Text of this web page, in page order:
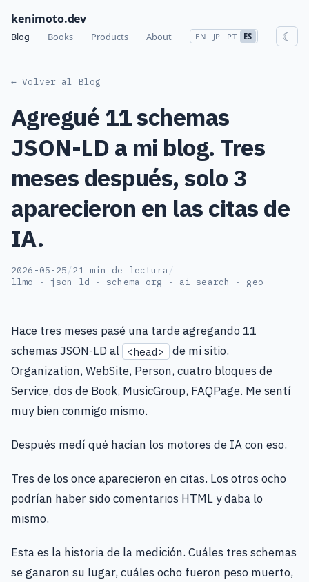
kenimoto.dev
Blog Books Products About EN JP PT ES ☾
← Volver al Blog
Agregué 11 schemas
JSON-LD a mi blog. Tres
meses después, solo 3
aparecieron en las citas de
IA.
2026-05-25/21 min de lectura/
llmo · json-ld · schema-org · ai-search · geo
Hace tres meses pasé una tarde agregando 11
schemas JSON-LD al
<head>
de mi sitio.
Organization, WebSite, Person, cuatro bloques de
Service, dos de Book, MusicGroup, FAQPage. Me sentí
muy bien conmigo mismo.
Después medí qué hacían los motores de IA con eso.
Tres de los once aparecieron en citas. Los otros ocho
podrían haber sido comentarios HTML y daba lo
mismo.
Esta es la historia de la medición. Cuáles tres schemas
se ganaron su lugar, cuáles ocho fueron peso muerto,